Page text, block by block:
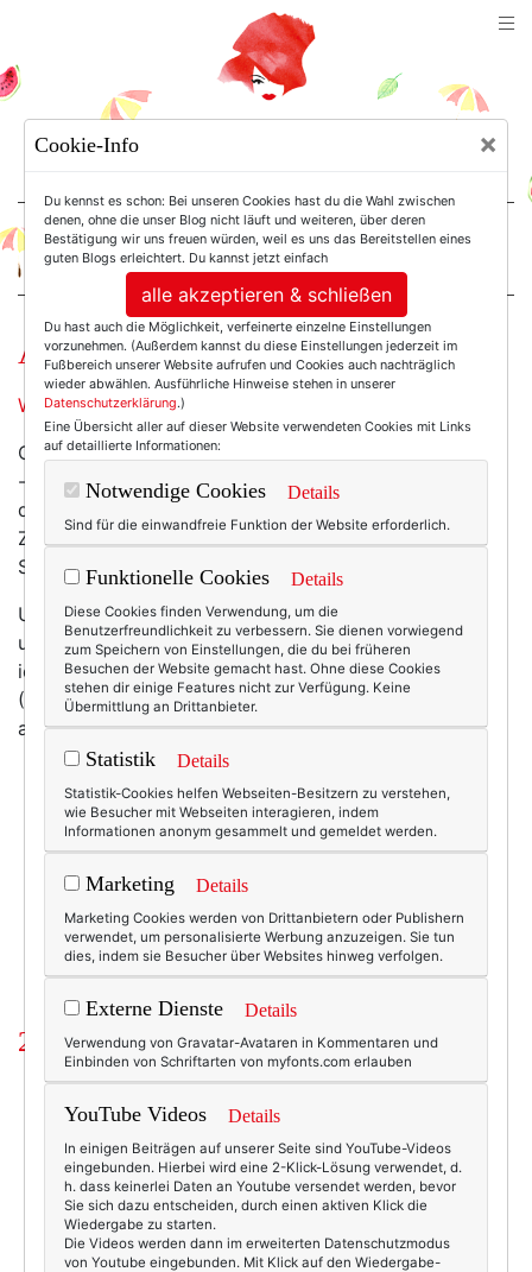
For Women. Not Girls.
Arethas Hut.
Wir erinnern uns.
Offensichtlich hat dieser Hut - wen würde es wundern
- mittlerweile eine ganze Fangemeinde. Logisch also,
dass es ihn nun sogar zum ...
Zugegebenermaßen ist das Original schon noch eine
Spur souveräner ...
Und wer dazu dann noch ein lässiges Jäckchen mit
ungesäumten Ärmeln schneidern möchte, den erinnere
ich gerne an dasOriginal-Joop-Schnittmuster.
(Irgendjemand wies mich darauf, dieses ergäbe
ausgedruckt 16 A3-Bögen, huch.)
5202
2
Beauty & Fashion
aretha franklin,auffällige hüte, hut,obama
2 Kommentare
am Donnerstag, 11. Juni 2009 um 17:26 Uhr
Ich hab gerade bei fr-online gelesen, dass
Arethas Hut für 6 neue Arbeitsplätze beim
Hutmacher Mr. Song in Detroit gesorgt hat!
Schöner Artikel: “Der Clou mit der großen
Schleife”http://bit.ly/IFn0k
Cookie-Info ×
Du kennst es schon: Bei unseren Cookies hast du die Wahl zwischen
denen, ohne die unser Blog nicht läuft und weiteren, über deren
Bestätigung wir uns freuen würden, weil es uns das Bereitstellen eines
guten Blogs erleichtert. Du kannst jetzt einfach
alle akzeptieren & schließen
Du hast auch die Möglichkeit, verfeinerte einzelne Einstellungen
vorzunehmen. (Außerdem kannst du diese Einstellungen jederzeit im
Fußbereich unserer Website aufrufen und Cookies auch nachträglich
wieder abwählen. Ausführliche Hinweise stehen in unserer
Datenschutzerklärung.)
Eine Übersicht aller auf dieser Website verwendeten Cookies mit Links
auf detaillierte Informationen:
Notwendige Cookies Details
Sind für die einwandfreie Funktion der Website erforderlich.
Funktionelle Cookies Details
Diese Cookies finden Verwendung, um die
Benutzerfreundlichkeit zu verbessern. Sie dienen vorwiegend
zum Speichern von Einstellungen, die du bei früheren
Besuchen der Website gemacht hast. Ohne diese Cookies
stehen dir einige Features nicht zur Verfügung. Keine
Übermittlung an Drittanbieter.
Statistik Details
Statistik-Cookies helfen Webseiten-Besitzern zu verstehen,
wie Besucher mit Webseiten interagieren, indem
Informationen anonym gesammelt und gemeldet werden.
Marketing Details
Marketing Cookies werden von Drittanbietern oder Publishern
verwendet, um personalisierte Werbung anzuzeigen. Sie tun
dies, indem sie Besucher über Websites hinweg verfolgen.
Externe Dienste Details
Verwendung von Gravatar-Avataren in Kommentaren und
Einbinden von Schriftarten von myfonts.com erlauben
YouTube Videos Details
In einigen Beiträgen auf unserer Seite sind YouTube-Videos
eingebunden. Hierbei wird eine 2-Klick-Lösung verwendet, d.
h. dass keinerlei Daten an Youtube versendet werden, bevor
Sie sich dazu entscheiden, durch einen aktiven Klick die
Wiedergabe zu starten.
Die Videos werden dann im erweiterten Datenschutzmodus
von Youtube eingebunden. Mit Klick auf den Wiedergabe-